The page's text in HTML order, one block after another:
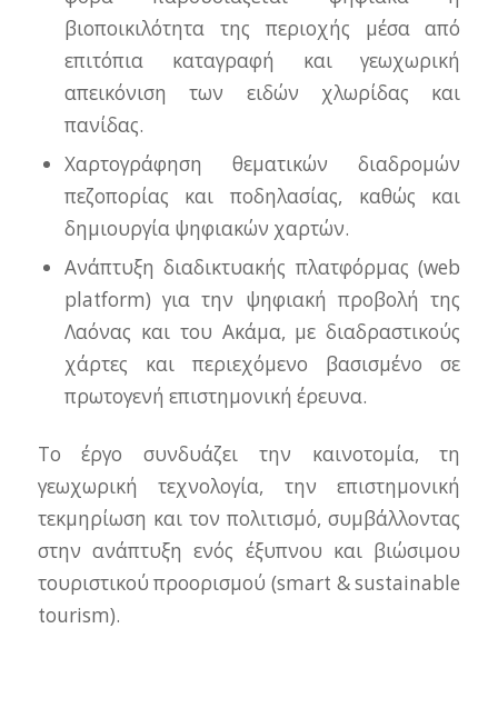
βιοποικιλότητα της περιοχής μέσα από
επιτόπια καταγραφή και γεωχωρική
απεικόνιση των ειδών χλωρίδας και
πανίδας.
Χαρτογράφηση θεματικών διαδρομών
πεζοπορίας και ποδηλασίας, καθώς και
δημιουργία ψηφιακών χαρτών.
Ανάπτυξη διαδικτυακής πλατφόρμας (web
platform) για την ψηφιακή προβολή της
Λαόνας και του Ακάμα, με διαδραστικούς
χάρτες και περιεχόμενο βασισμένο σε
πρωτογενή επιστημονική έρευνα.
Το έργο συνδυάζει την καινοτομία, τη
γεωχωρική τεχνολογία, την επιστημονική
τεκμηρίωση και τον πολιτισμό, συμβάλλοντας
στην ανάπτυξη ενός έξυπνου και βιώσιμου
τουριστικού προορισμού (smart & sustainable
tourism).